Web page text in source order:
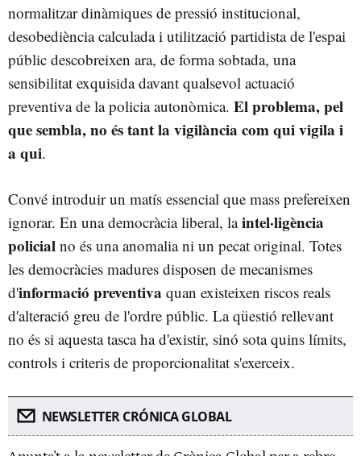
normalitzar dinàmiques de pressió institucional,
desobediència calculada i utilització partidista de l'espai
públic descobreixen ara, de forma sobtada, una
sensibilitat exquisida davant qualsevol actuació
preventiva de la policia autonòmica. El problema, pel
que sembla, no és tant la vigilància com qui vigila i
a qui.
Convé introduir un matís essencial que mass prefereixen
ignorar. En una democràcia liberal, laintel·ligència
policial no és una anomalia ni un pecat original. Totes
les democràcies madures disposen de mecanismes
d'informació preventiva quan existeixen riscos reals
d'alteració greu de l'ordre públic. La qüestió rellevant
no és si aquesta tasca ha d'existir, sinó sota quins límits,
controls i criteris de proporcionalitat s'exerceix.
NEWSLETTER CRÓNICA GLOBAL